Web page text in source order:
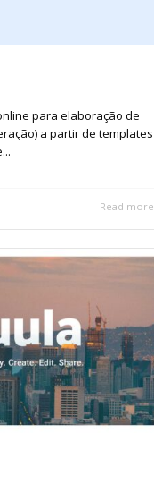
para elaboração de
a partir de templates
Read more